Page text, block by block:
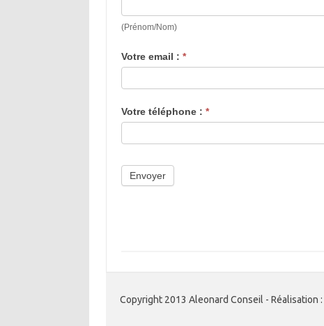
(Prénom/Nom)
Votre email : *
Votre téléphone : *
Envoyer
Copyright 2013 Aleonard Conseil - Réalisation :